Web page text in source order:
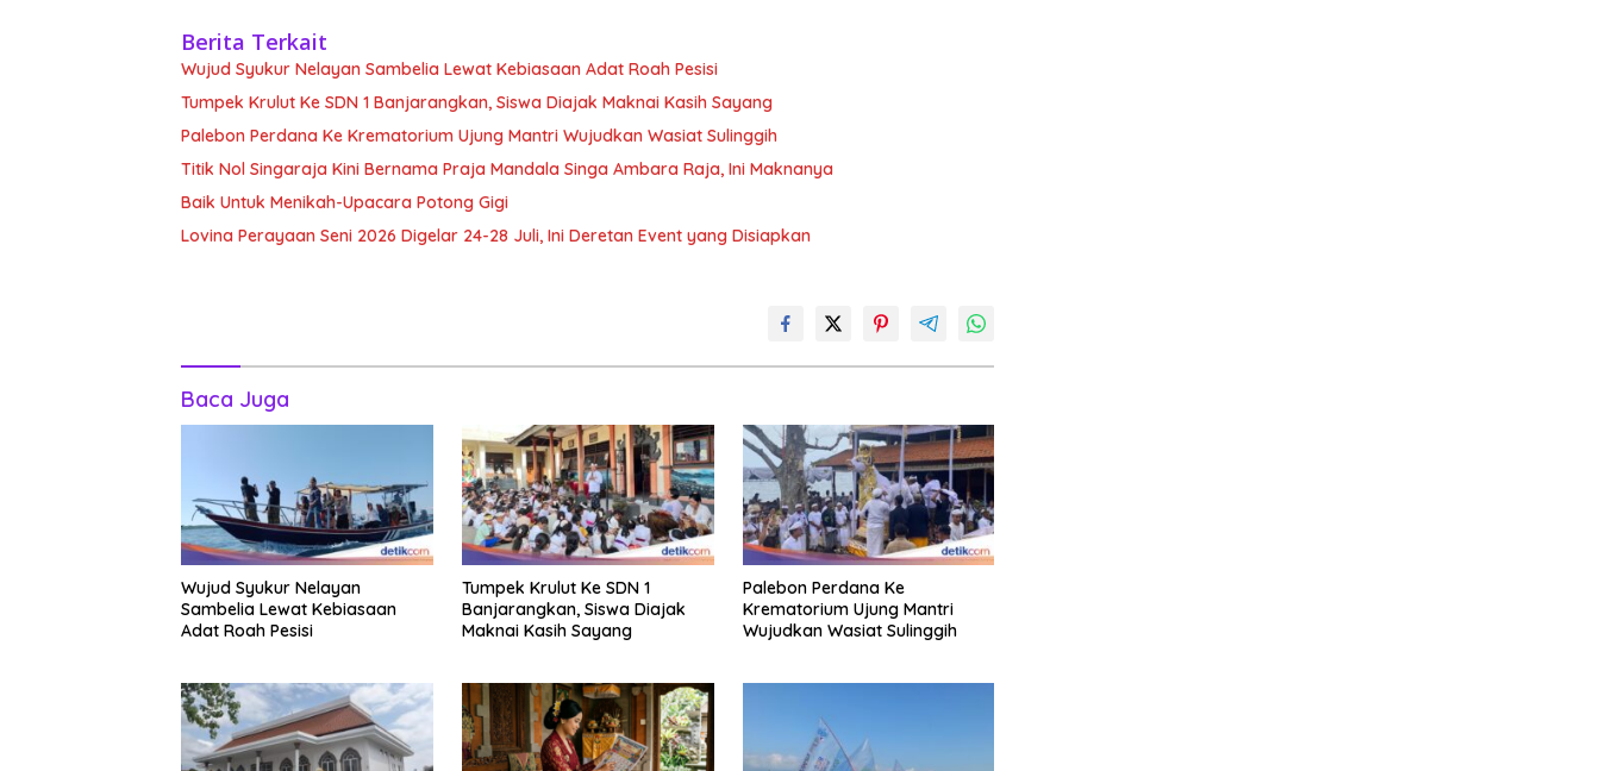
Berita Terkait
Wujud Syukur Nelayan Sambelia Lewat Kebiasaan Adat Roah Pesisi
Tumpek Krulut Ke SDN 1 Banjarangkan, Siswa Diajak Maknai Kasih Sayang
Palebon Perdana Ke Krematorium Ujung Mantri Wujudkan Wasiat Sulinggih
Titik Nol Singaraja Kini Bernama Praja Mandala Singa Ambara Raja, Ini Maknanya
Baik Untuk Menikah-Upacara Potong Gigi
Lovina Perayaan Seni 2026 Digelar 24-28 Juli, Ini Deretan Event yang Disiapkan
Baca Juga
Wujud Syukur Nelayan
Sambelia Lewat Kebiasaan
Adat Roah Pesisi
Tumpek Krulut Ke SDN 1
Banjarangkan, Siswa Diajak
Maknai Kasih Sayang
Palebon Perdana Ke
Krematorium Ujung Mantri
Wujudkan Wasiat Sulinggih